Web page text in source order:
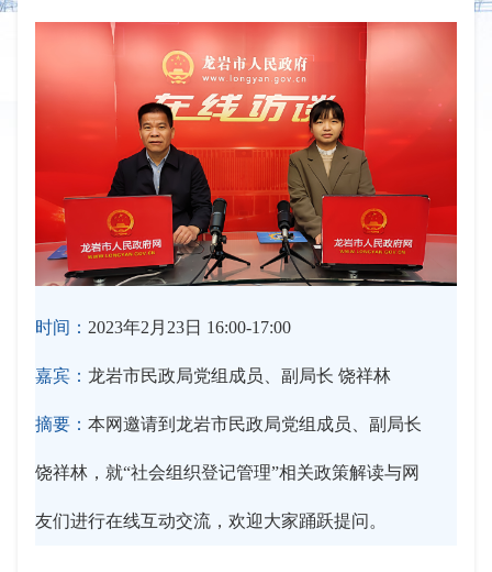
时间： 2023年2月23日 16:00-17:00
嘉宾： 龙岩市民政局党组成员、副局长 饶祥林
摘要： 本网邀请到龙岩市民政局党组成员、副局长
饶祥林，就“社会组织登记管理”相关政策解读与网
友们进行在线互动交流，欢迎大家踊跃提问。